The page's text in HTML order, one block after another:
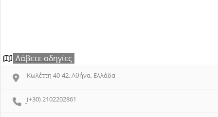
Λάβετε οδηγίες
Κωλέττη 40-42, Αθήνα, Ελλάδα
(+30) 2102202861